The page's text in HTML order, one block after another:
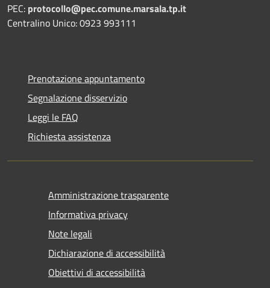
PEC: protocollo@pec.comune.marsala.tp.it
Centralino Unico: 0923 993111
Prenotazione appuntamento
Segnalazione disservizio
Leggi le FAQ
Richiesta assistenza
Amministrazione trasparente
Informativa privacy
Note legali
Dichiarazione di accessibilità
Obiettivi di accessibilità